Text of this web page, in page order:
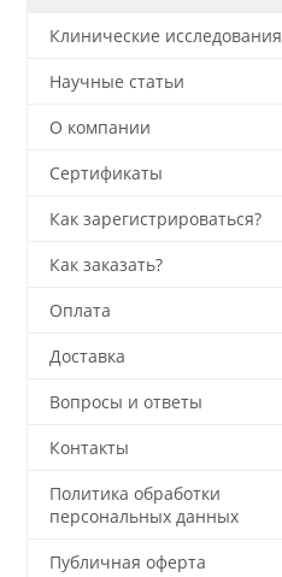
Клинические исследования
Научные статьи
О компании
Сертификаты
Как зарегистрироваться?
Как заказать?
Оплата
Доставка
Вопросы и ответы
Контакты
Политика обработки
персональных данных
Публичная оферта